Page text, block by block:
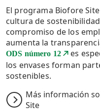
El programa Biofore
cultura de
compromiso de los
aumenta la
ODS número 12
es
los envases forman
sostenibles.
Más información
Site